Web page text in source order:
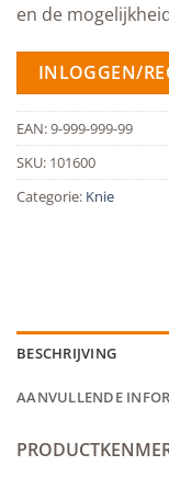
en de
INLOGGEN/
EAN:9-999-999-99
SKU: 101600
Categorie: Knie
BESCHRIJVING
AANVULLENDE